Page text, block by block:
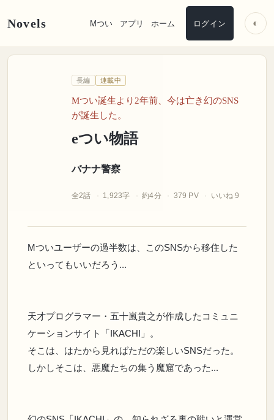
Novels Mつい アプリ ホーム ログイン ◐
長編 連載中
Mつい誕生より2年前、今は亡き幻のSNS
が誕生した。
eつい物語
バナナ警察
全2話 1,923字 約4分 379 PV いいね 9
Mついユーザーの過半数は、このSNSから移住した
といってもいいだろう...
天才プログラマー・五十嵐貴之が作成したコミュニ
ケーションサイト「IKACHI」。
そこは、はたから見ればただの楽しいSNSだった。
しかしそこは、悪魔たちの集う魔窟であった...